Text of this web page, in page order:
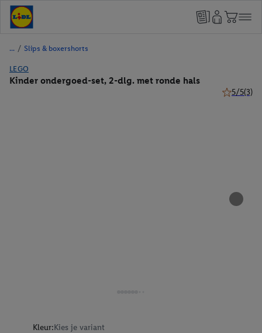
/ Slips & boxershorts
LEGO
Kinder ondergoed-set, 2-dlg. met ronde hals
5/5(3)
Kleur:Kies je variant